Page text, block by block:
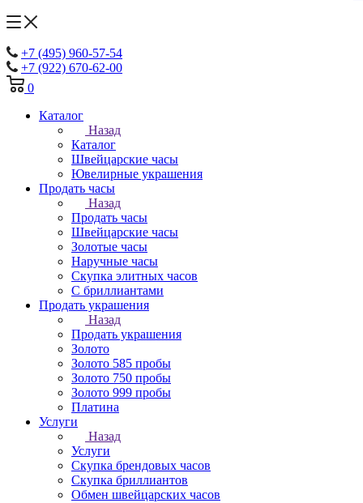
+7 (495) 960-57-54
+7 (922) 670-62-00
0
Каталог
Назад
Каталог
Швейцарские часы
Ювелирные украшения
Продать часы
Назад
Продать часы
Швейцарские часы
Золотые часы
Наручные часы
Скупка элитных часов
С бриллиантами
Продать украшения
Назад
Продать украшения
Золото
Золото 585 пробы
Золото 750 пробы
Золото 999 пробы
Платина
Услуги
Назад
Услуги
Скупка брендовых часов
Скупка бриллиантов
Обмен швейцарских часов